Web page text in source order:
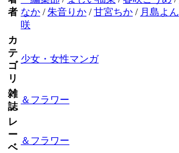
者 なか /朱音りか /甘宮ちか / 月島よん
咲
カ
テ
ゴ
リ
少女・女性マンガ
雑
誌
＆フラワー
レ
ー
ベ
＆フラワー